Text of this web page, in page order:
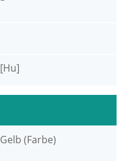
[Hu]
Gelb (Farbe)